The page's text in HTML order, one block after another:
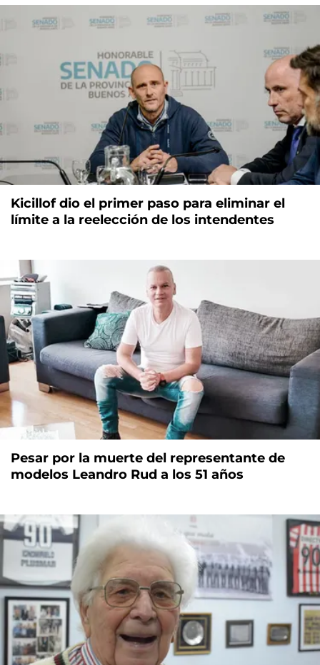
Kicillof dio el primer paso para eliminar el
límite a la reelección de los intendentes
Pesar por la muerte del representante de
modelos Leandro Rud a los 51 años